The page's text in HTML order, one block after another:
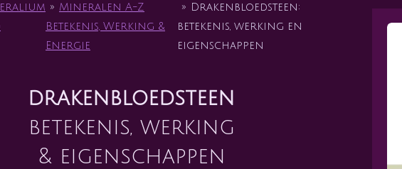
» Mineralen A-Z
Betekenis, Werking &
Energie
»
Drakenbloedsteen:
betekenis, werking en
eigenschappen
drakenbloedsteen
betekenis, werking
& eigenschappen